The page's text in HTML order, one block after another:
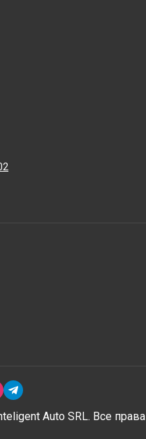
Auto SRL. Все права